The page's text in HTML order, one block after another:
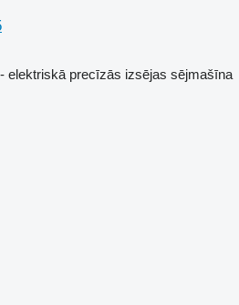
elektriskā precīzās izsējas sējmašīna